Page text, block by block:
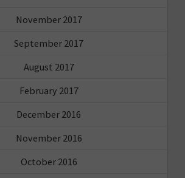
November 2017
September 2017
August 2017
February 2017
December 2016
November 2016
October 2016